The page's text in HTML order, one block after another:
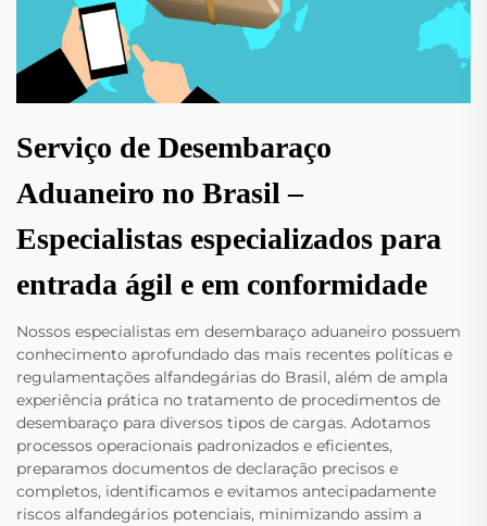
Serviço de Desembaraço
Aduaneiro no Brasil –
Especialistas especializados para
entrada ágil e em conformidade
Nossos especialistas em desembaraço aduaneiro possuem
conhecimento aprofundado das mais recentes políticas e
regulamentações alfandegárias do Brasil, além de ampla
experiência prática no tratamento de procedimentos de
desembaraço para diversos tipos de cargas. Adotamos
processos operacionais padronizados e eficientes,
preparamos documentos de declaração precisos e
completos, identificamos e evitamos antecipadamente
riscos alfandegários potenciais, minimizando assim a